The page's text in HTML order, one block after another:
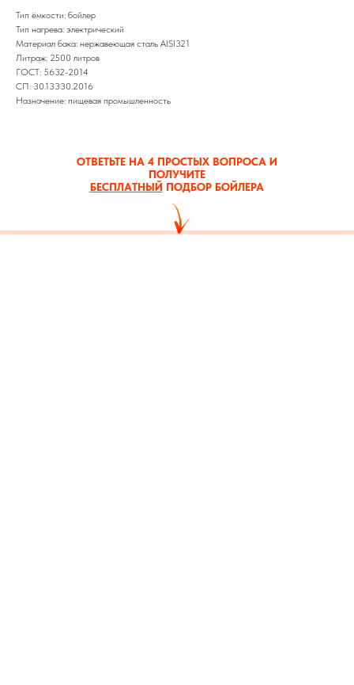
Тип ёмкости: бойлер
Тип нагрева: электрический
Материал бака: нержавеющая сталь AISI321
Литраж: 2500 литров
ГОСТ: 5632-2014
СП: 30.13330.2016
Назначение: пищевая промышленность
ОТВЕТЬТЕ НА 4 ПРОСТЫХ ВОПРОСА И
ПОЛУЧИТЕ
БЕСПЛАТНЫЙ ПОДБОР БОЙЛЕРА